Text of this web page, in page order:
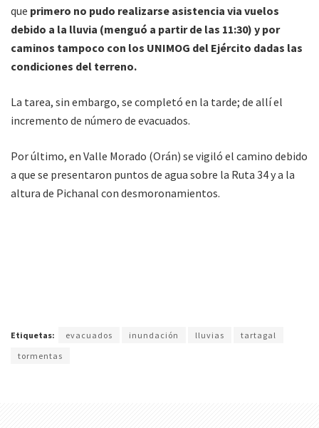
que primero no pudo realizarse asistencia via vuelos
debido a la lluvia (menguó a partir de las 11:30) y por
caminos tampoco con los UNIMOG del Ejército dadas las
condiciones del terreno.
La tarea, sin embargo, se completó en la tarde; de allí el
incremento de número de evacuados.
Por último, en Valle Morado (Orán) se vigiló el camino debido
a que se presentaron puntos de agua sobre la Ruta 34 y a la
altura de Pichanal con desmoronamientos.
Etiquetas: evacuados inundación lluvias
tartagal
tormentas